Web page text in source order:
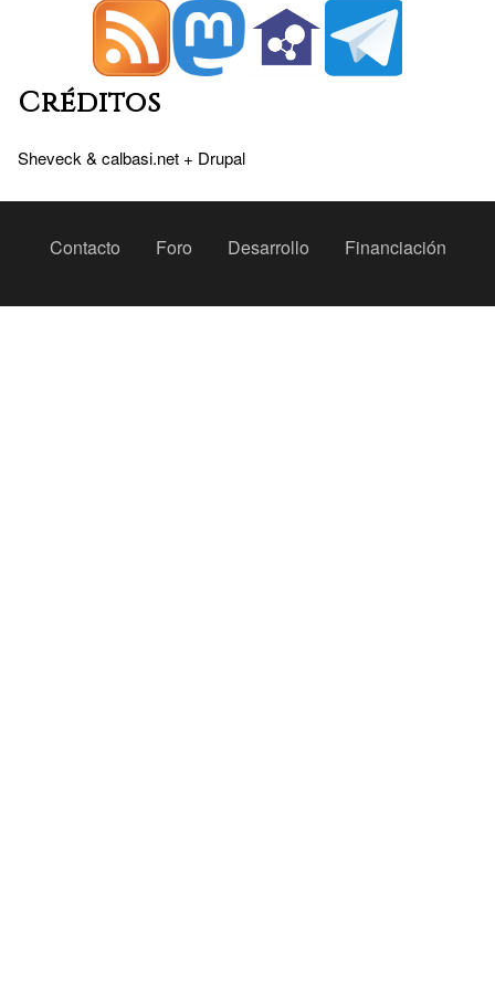
Créditos
Sheveck & calbasi.net + Drupal
PeuContacto Foro Desarrollo Financiación